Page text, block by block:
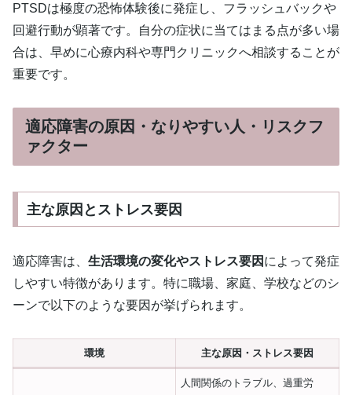
PTSDは極度の恐怖体験後に発症し、フラッシュバックや
回避行動が顕著です。自分の症状に当てはまる点が多い場
合は、早めに心療内科や専門クリニックへ相談することが
重要です。
適応障害の原因・なりやすい人・リスクフ
ァクター
主な原因とストレス要因
適応障害は、 生活環境の変化やストレス要因 によって発症
しやすい特徴があります。特に職場、家庭、学校などのシ
ーンで以下のような要因が挙げられます。
環境 主な原因・ストレス要因
人間関係のトラブル、過重労